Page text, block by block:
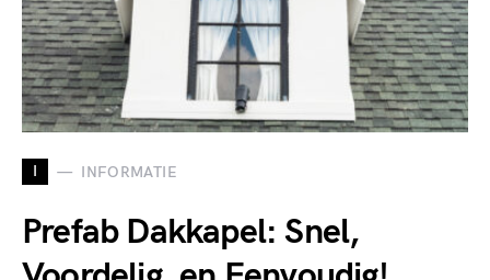
I INFORMATIE
Prefab Dakkapel: Snel,